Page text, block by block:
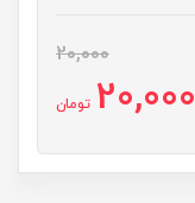
20,000
20,000 تومان